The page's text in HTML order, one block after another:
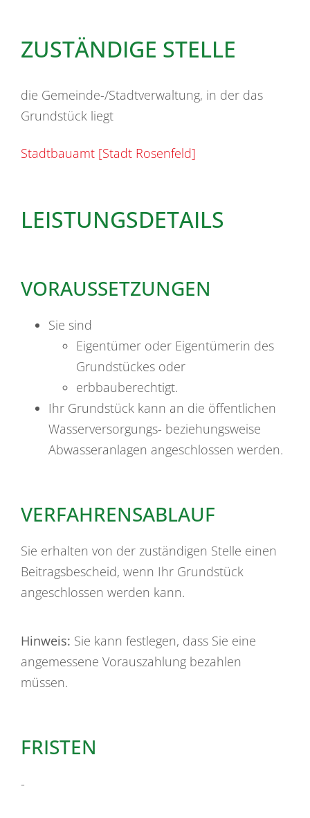
ZUSTÄNDIGE STELLE
die Gemeinde-/Stadtverwaltung, in der das
Grundstück liegt
Stadtbauamt [Stadt Rosenfeld]
LEISTUNGSDETAILS
VORAUSSETZUNGEN
Sie sind
Eigentümer oder Eigentümerin des
Grundstückes oder
erbbauberechtigt.
Ihr Grundstück kann an die öffentlichen
Wasserversorgungs- beziehungsweise
Abwasseranlagen angeschlossen werden.
VERFAHRENSABLAUF
Sie erhalten von der zuständigen Stelle einen
Beitragsbescheid, wenn Ihr Grundstück
angeschlossen werden kann.
Hinweis: Sie kann festlegen, dass Sie eine
angemessene Vorauszahlung bezahlen
müssen.
FRISTEN
-